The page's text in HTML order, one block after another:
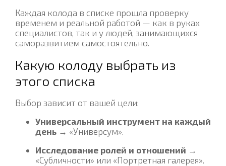
Каждая колода в списке прошла проверку
временем и реальной работой — как в руках
специалистов, так и у людей, занимающихся
саморазвитием самостоятельно.
Какую колоду выбрать из
этого списка
Выбор зависит от вашей цели:
Универсальный инструмент на каждый
день → «Универсум».
Исследование ролей и отношений →
«Субличности» или «Портретная галерея».